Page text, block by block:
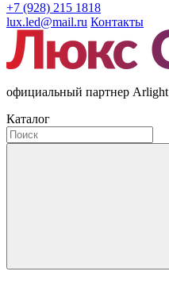
+7 (928) 215 1818
lux.led@mail.ru Контакты
официальный партнер Arlight
Каталог